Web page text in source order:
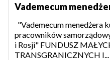
Vademecum
"Vademecum menedżera
pracowników
i Rosji" FUNDUSZ
TRANSGRANICZNYCH I...